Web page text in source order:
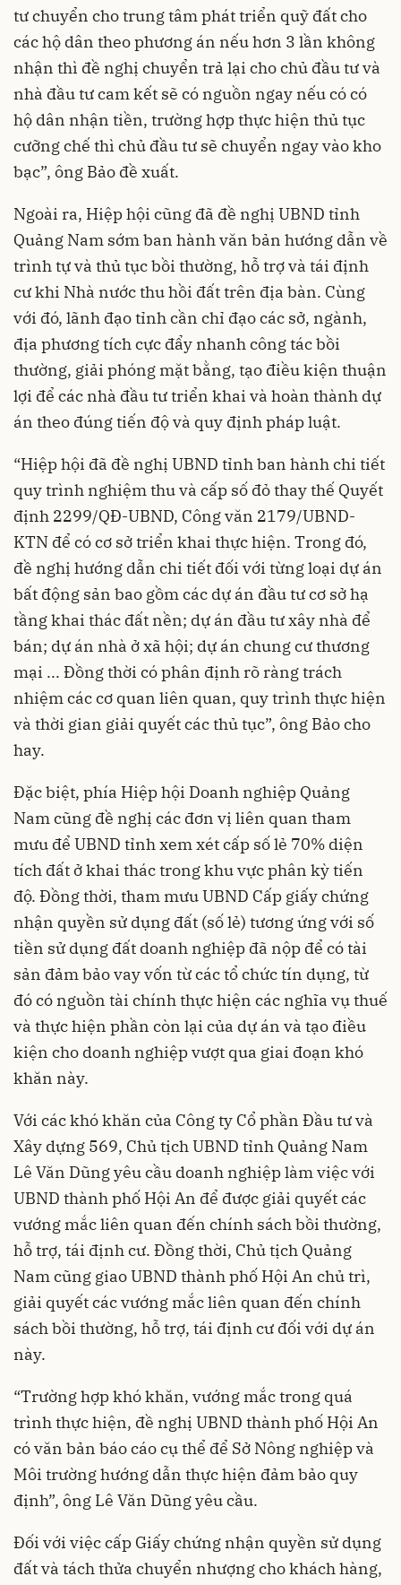
tư chuyển cho trung tâm phát triển quỹ đất cho
các hộ dân theo phương án nếu hơn 3 lần không
nhận thì đề nghị chuyển trả lại cho chủ đầu tư và
nhà đầu tư cam kết sẽ có nguồn ngay nếu có có
hộ dân nhận tiền, trường hợp thực hiện thủ tục
cưỡng chế thì chủ đầu tư sẽ chuyển ngay vào kho
bạc”, ông Bảo đề xuất.
Ngoài ra, Hiệp hội cũng đã đề nghị UBND tỉnh
Quảng Nam sớm ban hành văn bản hướng dẫn về
trình tự và thủ tục bồi thường, hỗ trợ và tái định
cư khi Nhà nước thu hồi đất trên địa bàn. Cùng
với đó, lãnh đạo tỉnh cần chỉ đạo các sở, ngành,
địa phương tích cực đẩy nhanh công tác bồi
thường, giải phóng mặt bằng, tạo điều kiện thuận
lợi để các nhà đầu tư triển khai và hoàn thành dự
án theo đúng tiến độ và quy định pháp luật.
“Hiệp hội đã đề nghị UBND tỉnh ban hành chi tiết
quy trình nghiệm thu và cấp số đỏ thay thế Quyết
định 2299/QĐ-UBND, Công văn 2179/UBND-
KTN để có cơ sở triển khai thực hiện. Trong đó,
đề nghị hướng dẫn chi tiết đối với từng loại dự án
bất động sản bao gồm các dự án đầu tư cơ sở hạ
tầng khai thác đất nền; dự án đầu tư xây nhà để
bán; dự án nhà ở xã hội; dự án chung cư thương
mại ... Đồng thời có phân định rõ ràng trách
nhiệm các cơ quan liên quan, quy trình thực hiện
và thời gian giải quyết các thủ tục”, ông Bảo cho
hay.
Đặc biệt, phía Hiệp hội Doanh nghiệp Quảng
Nam cũng đề nghị các đơn vị liên quan tham
mưu để UBND tỉnh xem xét cấp số lẻ 70% diện
tích đất ở khai thác trong khu vực phân kỳ tiến
độ. Đồng thời, tham mưu UBND Cấp giấy chứng
nhận quyền sử dụng đất (số lẻ) tương ứng với số
tiền sử dụng đất doanh nghiệp đã nộp để có tài
sản đảm bảo vay vốn từ các tổ chức tín dụng, từ
đó có nguồn tài chính thực hiện các nghĩa vụ thuế
và thực hiện phần còn lại của dự án và tạo điều
kiện cho doanh nghiệp vượt qua giai đoạn khó
khăn này.
Với các khó khăn của Công ty Cổ phần Đầu tư và
Xây dựng 569, Chủ tịch UBND tỉnh Quảng Nam
Lê Văn Dũng yêu cầu doanh nghiệp làm việc với
UBND thành phố Hội An để được giải quyết các
vướng mắc liên quan đến chính sách bồi thường,
hỗ trợ, tái định cư. Đồng thời, Chủ tịch Quảng
Nam cũng giao UBND thành phố Hội An chủ trì,
giải quyết các vướng mắc liên quan đến chính
sách bồi thường, hỗ trợ, tái định cư đối với dự án
này.
“Trường hợp khó khăn, vướng mắc trong quá
trình thực hiện, đề nghị UBND thành phố Hội An
có văn bản báo cáo cụ thể để Sở Nông nghiệp và
Môi trường hướng dẫn thực hiện đảm bảo quy
định”, ông Lê Văn Dũng yêu cầu.
Đối với việc cấp Giấy chứng nhận quyền sử dụng
đất và tách thửa chuyển nhượng cho khách hàng,